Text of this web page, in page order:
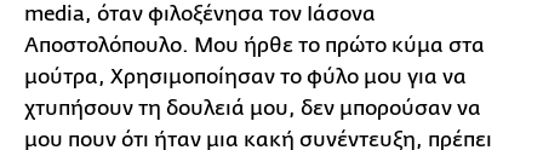
media, όταν φιλοξένησα τον Ιάσονα
Αποστολόπουλο. Μου ήρθε το πρώτο κύμα στα
μούτρα, Χρησιμοποίησαν το φύλο μου για να
χτυπήσουν τη δουλειά μου, δεν μπορούσαν να
μου πουν ότι ήταν μια κακή συνέντευξη, πρέπει